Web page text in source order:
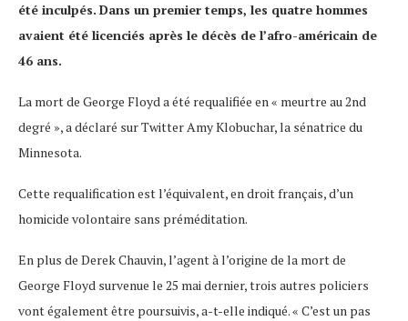
été inculpés. Dans un premier temps, les quatre hommes
avaient été licenciés après le décès de l’afro-américain de
46 ans.
La mort de George Floyd a été requalifiée en « meurtre au 2nd
degré », a déclaré sur Twitter Amy Klobuchar, la sénatrice du
Minnesota.
Cette requalification est l’équivalent, en droit français, d’un
homicide volontaire sans préméditation.
En plus de Derek Chauvin, l’agent à l’origine de la mort de
George Floyd survenue le 25 mai dernier, trois autres policiers
vont également être poursuivis, a-t-elle indiqué. « C’est un pas